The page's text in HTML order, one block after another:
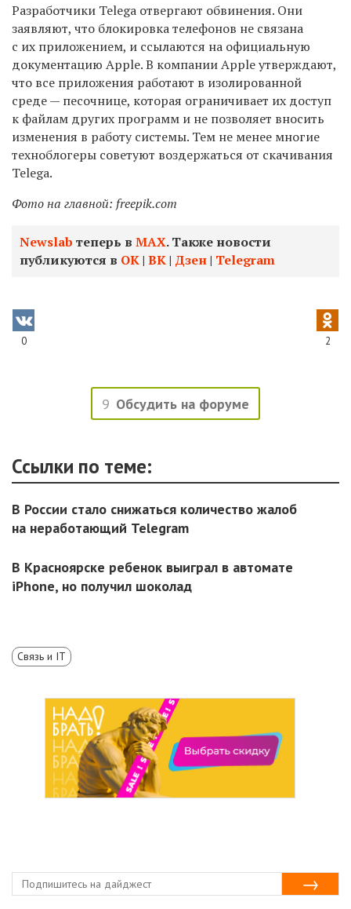
Разработчики Telega отвергают обвинения. Они
заявляют, что блокировка телефонов не связана
с их приложением, и ссылаются на официальную
документацию Apple. В компании Apple утверждают,
что все приложения работают в изолированной
среде — песочнице, которая ограничивает их доступ
к файлам других программ и не позволяет вносить
изменения в работу системы. Тем не менее многие
техноблогеры советуют воздержаться от скачивания
Telega.
Фото на главной: freepik.com
Newslab теперь в МАХ. Также новости
публикуются в ОК| ВК| Дзен| Telegram
0 2
9 Обсудить на форуме
Ссылки по теме:
В России стало снижаться количество жалоб
на неработающий Telegram
В Красноярске ребенок выиграл в автомате
iPhone, но получил шоколад
Связь и IT